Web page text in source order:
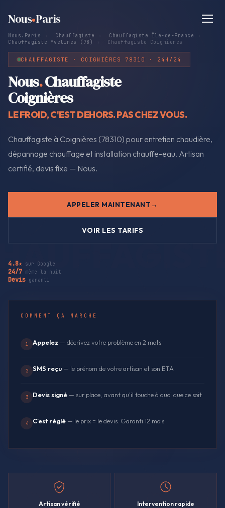
Nous Paris
Nous.Paris Chauffagiste Chauffagiste Île-de-France
Chauffagiste Yvelines (78)
Chauffagiste Coignières
CHAUFFAGISTE · COIGNIÈRES 78310 · 24H/24
Nous.Chauffagiste
Coignières
LE FROID, C'EST DEHORS. PAS CHEZ VOUS.
Chauffagiste à Coignières (78310) pour entretien chaudière,
dépannage chauffage et installation chauffe-eau. Artisan
certifié, devis fixe — Nous.
APPELER MAINTENANT
VOIR LES TARIFS
4.8★ sur Google
24/7 même la nuit
Devis garanti
COMMENT ÇA MARCHE
1 Appelez — décrivez votre problème en 2 mots
2 SMS reçu — le prénom de votre artisan et son ETA
3 Devis signé — sur place, avant qu'il touche à quoi que ce soit
4 C'est réglé — le prix = le devis. Garanti 12 mois.
Artisan vérifié Intervention rapide